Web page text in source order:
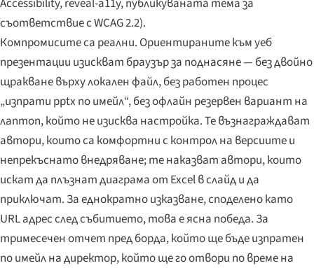
съответствие с WCAG 2.2).
Компромисите са реални. Ориентираните към уеб
презентации изискват браузър за поднасяне — без двойно
щракване върху локален файл, без работен процес
„изпрати pptx по имейл“, без офлайн резервен вариант на
лаптоп, който не изисква настройка. Те възнаграждават
автори, които са комфортни с контрол на версиите и
непрекъснато внедряване; те наказват автори, които
искат да плъзнат диаграма от Excel в слайд и да
приключат. За еднократно изказване, споделено като
URL адрес след събитието, това е ясна победа. За
тримесечен отчет пред борда, който ще бъде изпратен
по имейл на директор, който ще го отвори по време на